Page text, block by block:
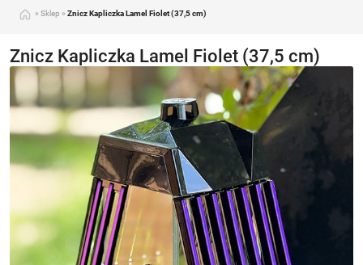
» Sklep » Znicz Kapliczka Lamel Fiolet (37,5 cm)
Znicz Kapliczka Lamel Fiolet (37,5 cm)